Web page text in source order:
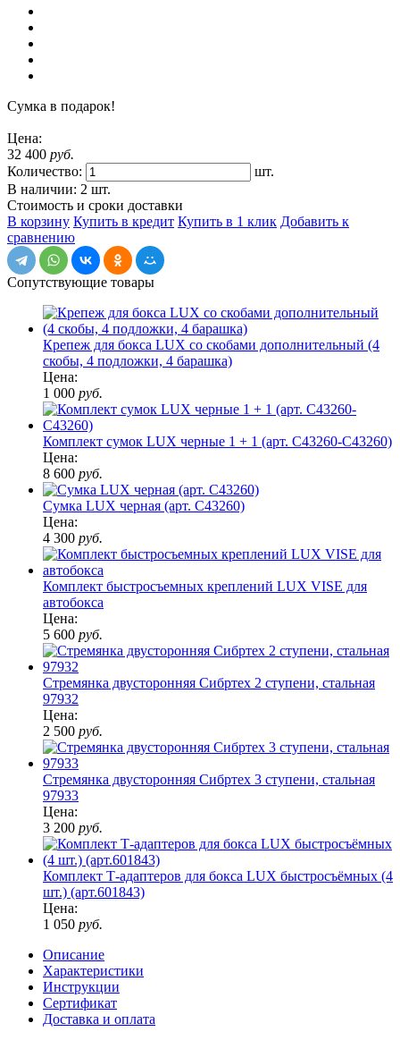
Сумка в подарок!
Цена:
32 400 руб.
Количество:
шт.
В наличии: 2 шт.
Стоимость и сроки доставки
В корзину Купить в кредит Купить в 1 клик Добавить к
сравнению
Сопутствующие товары
Крепеж для бокса LUX со скобами дополнительный (4
скобы, 4 подложки, 4 барашка)
Цена:
1 000 руб.
Комплект сумок LUX черные 1 + 1 (арт. C43260-C43260)
Цена:
8 600 руб.
Сумка LUX черная (арт. C43260)
Цена:
4 300 руб.
Комплект быстросъемных креплений LUX VISE для
автобокса
Цена:
5 600 руб.
Стремянка двусторонняя Сибртех 2 ступени, стальная
97932
Цена:
2 500 руб.
Стремянка двусторонняя Сибртех 3 ступени, стальная
97933
Цена:
3 200 руб.
Комплект Т-адаптеров для бокса LUX быстросъёмных (4
шт.) (арт.601843)
Цена:
1 050 руб.
Описание
Характеристики
Инструкции
Сертификат
Доставка и оплата